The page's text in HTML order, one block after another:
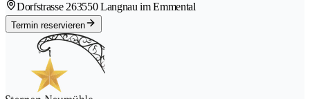
Dorfstrasse 263550 Langnau im Emmental
Termin reservieren